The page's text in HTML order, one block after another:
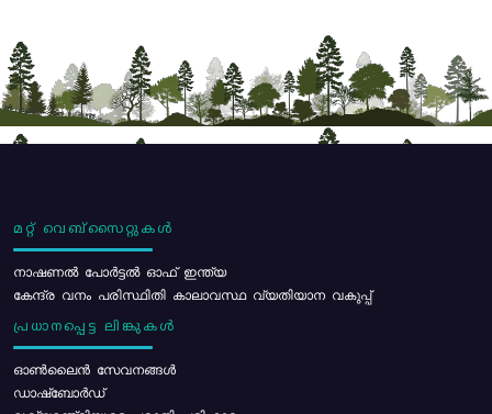
മറ്റ് വെബ്സൈറ്റുകൾ
നാഷണൽ പോർട്ടൽ ഓഫ് ഇന്ത്യ
കേന്ദ്ര വനം പരിസ്ഥിതി കാലാവസ്ഥ വ്യതിയാന വകുപ്പ്
പ്രധാനപ്പെട്ട ലിങ്കുകൾ
ഓൺലൈൻ സേവനങ്ങൾ
ഡാഷ്ബോർഡ്